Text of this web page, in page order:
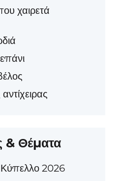
χαιρετά
& Θέματα
2026